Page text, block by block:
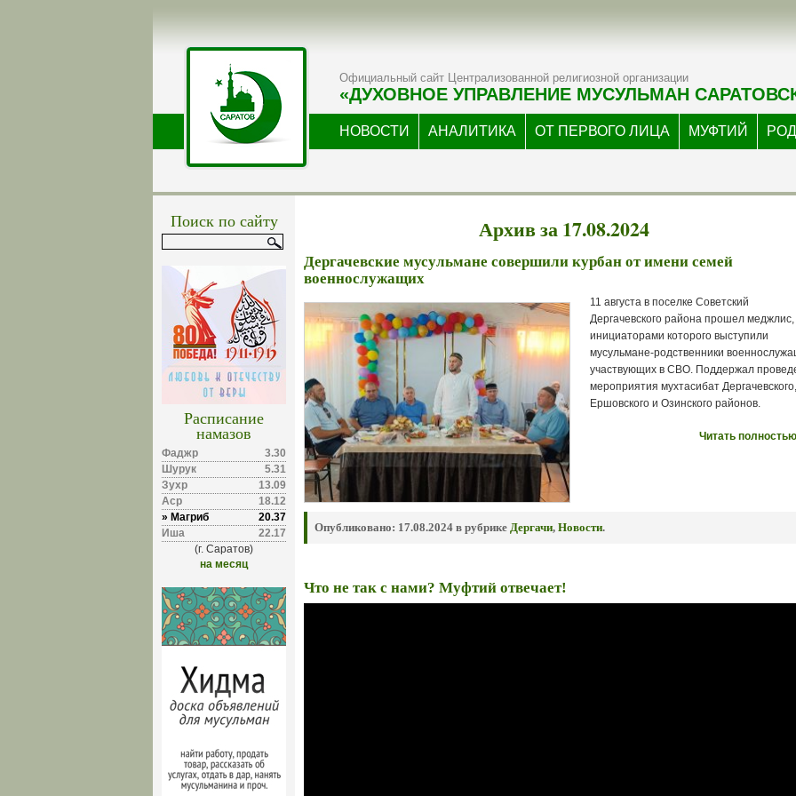
Официальный сайт Централизованной религиозной организации
«ДУХОВНОЕ УПРАВЛЕНИЕ МУСУЛЬМАН
НОВОСТИ АНАЛИТИКА ОТ ПЕРВОГО ЛИЦА МУФТИЙ
Поиск по сайту
Расписание
намазов
Фаджр
3.30
Шурук
5.31
Зухр
13.09
Аср
18.12
» Магриб
20.37
Иша
22.17
(г. Саратов)
на месяц
Архив за 17.08.2024
Дергачевские мусульмане совершили курбан от имени семей
военнослужащих
11 августа в поселке Советский
Дергачевского района прошел
инициаторами которого выступили
мусульмане-родственники
участвующих в СВО. Поддержал
мероприятия мухтасибат
Ершовского и Озинского районов.
Читать
Опубликовано: 17.08.2024 в рубрике Дергачи, Новости.
Что не так с нами? Муфтий отвечает!